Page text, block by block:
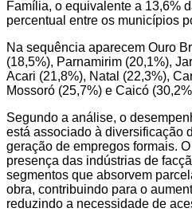
Família, o equivalente a 13,6%
percentual entre os municípios
Na sequência aparecem Ouro
(18,5%), Parnamirim (20,1%),
Acari (21,8%), Natal (22,3%),
Mossoró (25,7%) e Caicó
Segundo a análise, o
está associado à diversificação
geração de empregos formais.
presença das indústrias de
segmentos que absorvem
obra, contribuindo para o
reduzindo a necessidade de